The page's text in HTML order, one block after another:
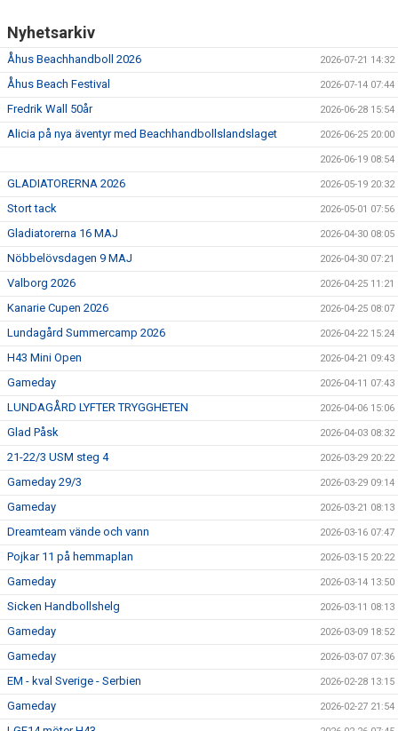
Nyhetsarkiv
Åhus Beachhandboll 2026 2026-07-21 14:32
Åhus Beach Festival 2026-07-14 07:44
Fredrik Wall 50år 2026-06-28 15:54
Alicia på nya äventyr med Beachhandbollslandslaget 2026-06-25 20:00
2026-06-19 08:54
GLADIATORERNA 2026 2026-05-19 20:32
Stort tack 2026-05-01 07:56
Gladiatorerna 16 MAJ 2026-04-30 08:05
Nöbbelövsdagen 9 MAJ 2026-04-30 07:21
Valborg 2026 2026-04-25 11:21
Kanarie Cupen 2026 2026-04-25 08:07
Lundagård Summercamp 2026 2026-04-22 15:24
H43 Mini Open 2026-04-21 09:43
Gameday 2026-04-11 07:43
LUNDAGÅRD LYFTER TRYGGHETEN 2026-04-06 15:06
Glad Påsk 2026-04-03 08:32
21-22/3 USM steg 4 2026-03-29 20:22
Gameday 29/3 2026-03-29 09:14
Gameday 2026-03-21 08:13
Dreamteam vände och vann 2026-03-16 07:47
Pojkar 11 på hemmaplan 2026-03-15 20:22
Gameday 2026-03-14 13:50
Sicken Handbollshelg 2026-03-11 08:13
Gameday 2026-03-09 18:52
Gameday 2026-03-07 07:36
EM - kval Sverige - Serbien 2026-02-28 13:15
Gameday 2026-02-27 21:54